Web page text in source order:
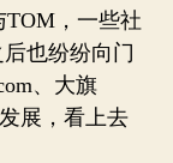
，一些社
也纷纷向门
、大旗
展，看上去